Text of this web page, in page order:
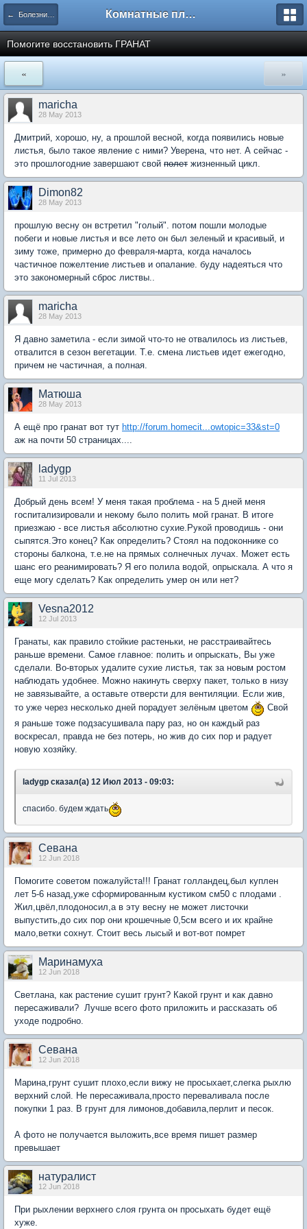
← Болезни и вредители плодовых культур Комнатные плодовые экзоты
Помогите восстановить ГРАНАТ
« »
maricha
28 May 2013
Дмитрий, хорошо, ну, а прошлой весной, когда появились новые
листья, было такое явление с ними? Уверена, что нет. А сейчас -
это прошлогодние завершают свой полет жизненный цикл.
Dimon82
28 May 2013
прошлую весну он встретил "голый". потом пошли молодые
побеги и новые листья и все лето он был зеленый и красивый, и
зиму тоже, примерно до февраля-марта, когда началось
частичное пожелтение листьев и опалание. буду надеяться что
это закономерный сброс листвы..
maricha
28 May 2013
Я давно заметила - если зимой что-то не отвалилось из листьев,
отвалится в сезон вегетации. Т.е. смена листьев идет ежегодно,
причем не частичная, а полная.
Матюша
28 May 2013
А ещё про гранат вот тут http://forum.homecit...owtopic=33&st=0
аж на почти 50 страницах....
ladygp
11 Jul 2013
Добрый день всем! У меня такая проблема - на 5 дней меня
госпитализировали и некому было полить мой гранат. В итоге
приезжаю - все листья абсолютно сухие.Рукой проводишь - они
сыпятся.Это конец? Как определить? Стоял на подоконнике со
стороны балкона, т.е.не на прямых солнечных лучах. Может есть
шанс его реанимировать? Я его полила водой, опрыскала. А что я
еще могу сделать? Как определить умер он или нет?
Vesna2012
12 Jul 2013
Гранаты, как правило стойкие растеньки, не расстраивайтесь
раньше времени. Самое главное: полить и опрыскать, Вы уже
сделали. Во-вторых удалите сухие листья, так за новым ростом
наблюдать удобнее. Можно накинуть сверху пакет, только в низу
не завязывайте, а оставьте отверсти для вентиляции. Если жив,
то уже через несколько дней порадует зелёным цветом
Свой
я раньше тоже подзасушивала пару раз, но он каждый раз
воскресал, правда не без потерь, но жив до сих пор и радует
новую хозяйку.
ladygp сказал(а) 12 Июл 2013 - 09:03:
спасибо. будем ждать
Севана
12 Jun 2018
Помогите советом пожалуйста!!! Гранат голландец,был куплен
лет 5-6 назад,уже сформированным кустиком см50 с плодами .
Жил,цвёл,плодоносил,а в эту весну не может листочки
выпустить,до сих пор они крошечные 0,5см всего и их крайне
мало,ветки сохнут. Стоит весь лысый и вот-вот помрет
Маринамуха
12 Jun 2018
Светлана, как растение сушит грунт? Какой грунт и как давно
пересаживали? Лучше всего фото приложить и рассказать об
уходе подробно.
Севана
12 Jun 2018
Марина,грунт сушит плохо,если вижу не просыхает,слегка рыхлю
верхний слой. Не пересаживала,просто переваливала после
покупки 1 раз. В грунт для лимонов,добавила,перлит и песок.
А фото не получается выложить,все время пишет размер
превышает
натуралист
12 Jun 2018
При рыхлении верхнего слоя грунта он просыхать будет ещё
хуже.